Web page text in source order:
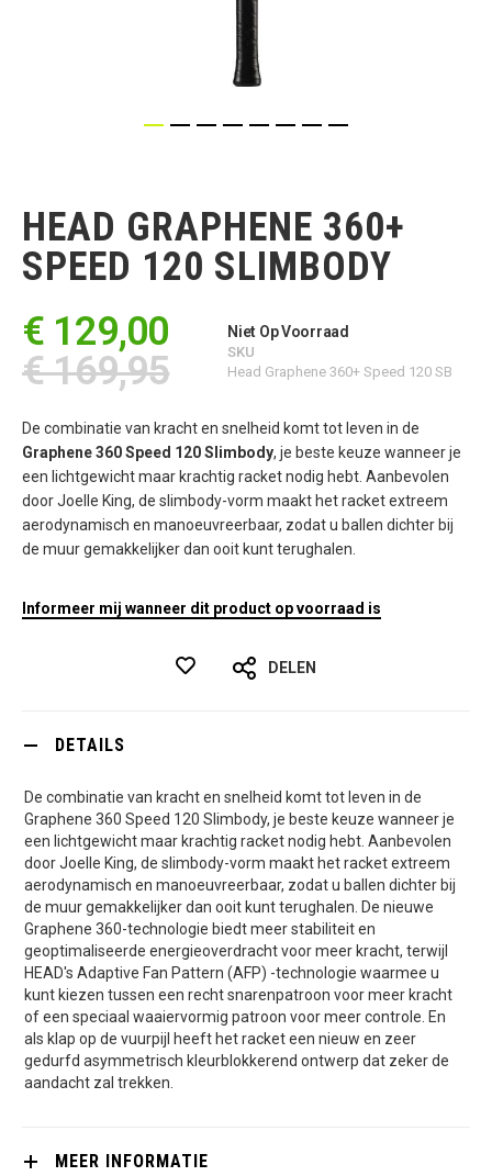
begin
van
de
afbeeldingen-
HEAD GRAPHENE 360+
SPEED 120 SLIMBODY
€ 129,00
€ 169,95
Niet Op Voorraad
SKU
Head Graphene 360+ Speed 120 SB
De combinatie van kracht en snelheid komt tot leven in de
Graphene 360 Speed 120 Slimbody, je beste keuze wanneer je
een lichtgewicht maar krachtig racket nodig hebt. Aanbevolen
door Joelle King, de slimbody-vorm maakt het racket extreem
aerodynamisch en manoeuvreerbaar, zodat u ballen dichter bij
de muur gemakkelijker dan ooit kunt terughalen.
Informeer mij wanneer dit product op voorraad is
DELEN
DETAILS
De combinatie van kracht en snelheid komt tot leven in de
Graphene 360 Speed 120 Slimbody, je beste keuze wanneer je
een lichtgewicht maar krachtig racket nodig hebt. Aanbevolen
door Joelle King, de slimbody-vorm maakt het racket extreem
aerodynamisch en manoeuvreerbaar, zodat u ballen dichter bij
de muur gemakkelijker dan ooit kunt terughalen. De nieuwe
Graphene 360-technologie biedt meer stabiliteit en
geoptimaliseerde energieoverdracht voor meer kracht, terwijl
HEAD's Adaptive Fan Pattern (AFP) -technologie waarmee u
kunt kiezen tussen een recht snarenpatroon voor meer kracht
of een speciaal waaiervormig patroon voor meer controle. En
als klap op de vuurpijl heeft het racket een nieuw en zeer
gedurfd asymmetrisch kleurblokkerend ontwerp dat zeker de
aandacht zal trekken.
MEER INFORMATIE